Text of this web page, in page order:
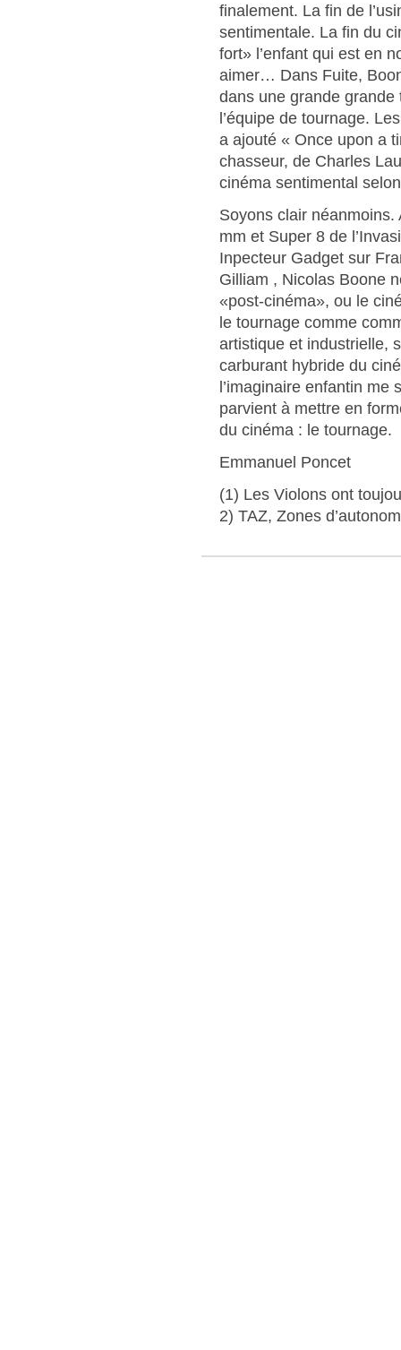
finalement. La fin de
sentimentale. La fin du
fort» l’enfant qui est en
aimer… Dans Fuite,
dans une grande
l’équipe de tournage.
a ajouté « Once upon a
chasseur, de Charles
cinéma sentimental
Soyons clair
mm et Super 8 de
Inpecteur Gadget sur
Gilliam , Nicolas Boone
«post-cinéma», ou le
le tournage comme
artistique et industrielle,
carburant hybride du
l’imaginaire enfantin me
parvient à mettre en
du cinéma : le tournage.
Emmanuel Poncet
(1) Les Violons ont
2) TAZ, Zones